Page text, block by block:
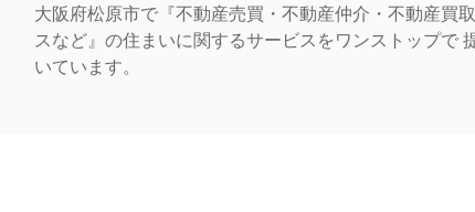
大阪府松原市で『不動産売買・不動産仲介・不動産買
スなど』の住まいに関するサービスをワンストップで
いています。